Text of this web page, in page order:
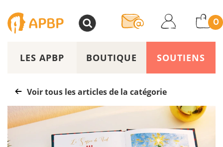
0
LES APBP BOUTIQUE SOUTIENS
Voir tous les articles de la catégorie